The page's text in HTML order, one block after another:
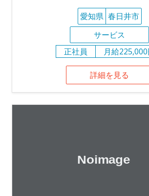
愛知県 春日井市
サービス
正社員
月給
詳細を見る